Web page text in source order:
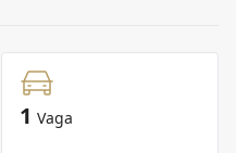
1 Vaga